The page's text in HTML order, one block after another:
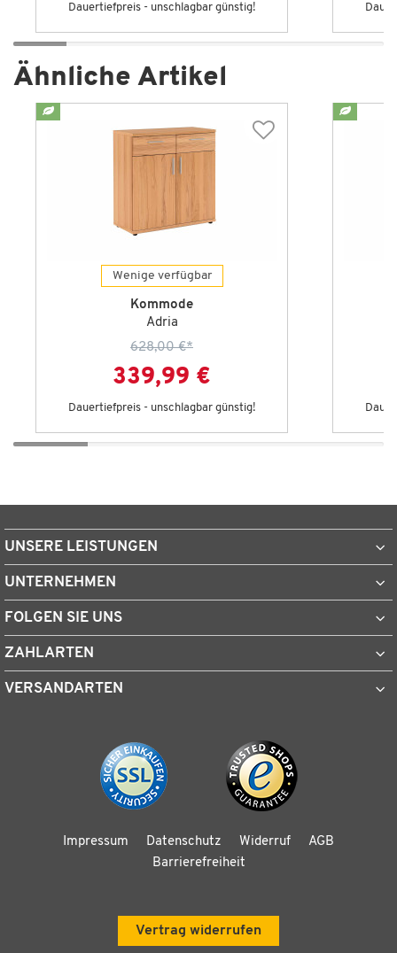
Dauertiefpreis - unschlagbar günstig!
Ähnliche Artikel
Wenige verfügbar
Kommode
Adria
628,00 €*
339,99 €
Dauertiefpreis - unschlagbar günstig!
UNSERE LEISTUNGEN
UNTERNEHMEN
FOLGEN SIE UNS
ZAHLARTEN
VERSANDARTEN
Impressum Datenschutz Widerruf
AGB
Barrierefreiheit
Vertrag widerrufen